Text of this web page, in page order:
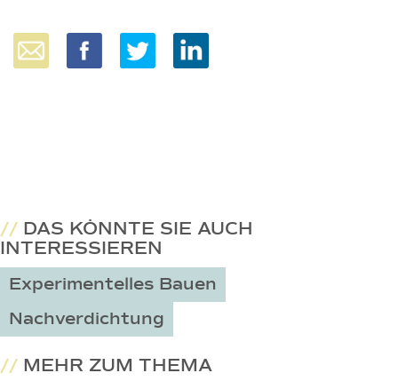
// DAS KÖNNTE SIE AUCH
INTERESSIEREN
Experimentelles Bauen
Nachverdichtung
// MEHR ZUM THEMA